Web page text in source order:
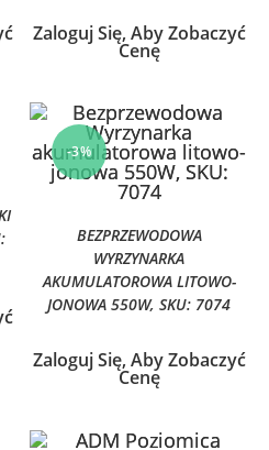
Zaloguj Się, Aby Zobaczyć
Cenę
-3%
BEZPRZEWODOWA
WYRZYNARKA
AKUMULATOROWA LITOWO-
JONOWA 550W, SKU: 7074
Zaloguj Się, Aby Zobaczyć
Cenę